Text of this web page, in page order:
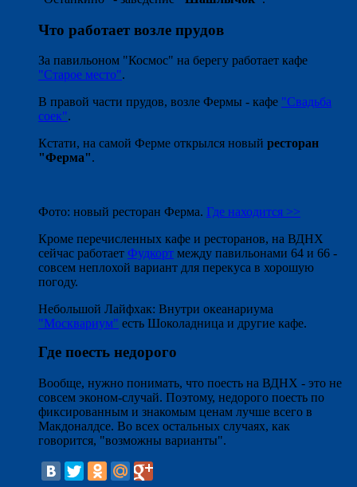
Что работает возле прудов
За павильоном "Космос" на берегу работает кафе
"Старое место".
В правой части прудов, возле Фермы - кафе "Свадьба
соек".
Кстати, на самой Ферме открылся новый ресторан
"Ферма".
Фото: новый ресторан Ферма. Где находится >>
Кроме перечисленных кафе и ресторанов, на ВДНХ
сейчас работает Фудкорт между павильонами 64 и 66 -
совсем неплохой вариант для перекуса в хорошую
погоду.
Небольшой Лайфхак: Внутри океанариума
"Москвариум" есть Шоколадница и другие кафе.
Где поесть недорого
Вообще, нужно понимать, что поесть на ВДНХ - это не
совсем эконом-случай. Поэтому, недорого поесть по
фиксированным и знакомым ценам лучше всего в
Макдоналдсе. Во всех остальных случаях, как
говорится, "возможны варианты".